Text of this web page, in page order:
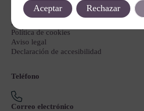
Legal
Política de privacidad
Política de cookies
Aviso legal
Declaración de accesibilidad
Teléfono
Correo electrónico
Aceptar Rechazar